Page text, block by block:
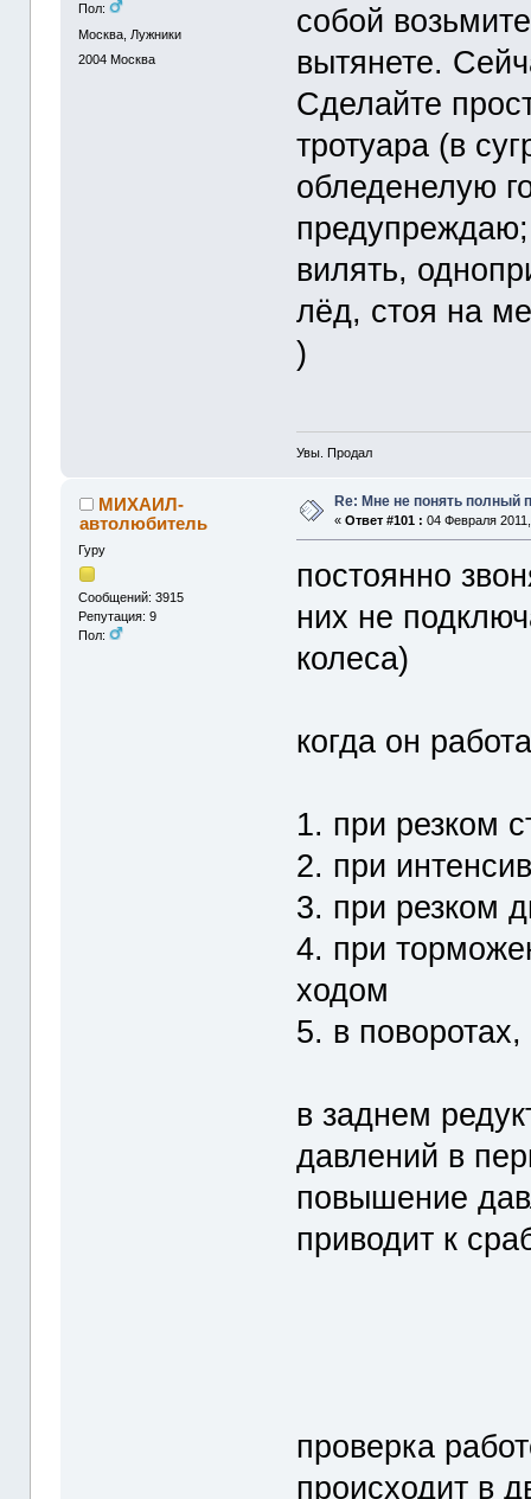
Пол:
Москва, Лужники
2004 Москва
собой
вытянете.
Сделайте
тротуара (в
обледенелую
вилять,
лёд, стоя на
)
Увы. Продал
МИХАИЛ-
автолюбитель
Гуру
Сообщений: 3915
Репутация: 9
Пол:
Re: Мне не понять полный
«Ответ #101 : 04 Февраля
постоянно
них не
колеса)
когда он
1. при резком
2. при
3. при резком
4. при
ходом
5. в
в заднем
давлений в
повышение
приводит к
проверка
происходит в